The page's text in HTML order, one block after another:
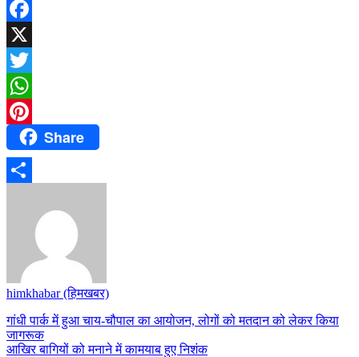
Facebook
X
Twitter
WhatsApp
PinterestShare
himkhabar (हिमखबर)
Post
navigation
गांधी पार्क में हुआ चाय-चौपाल का आयोजन, लोगों को मतदान को लेकर किया
जागरूक
आखिर बागियों को मनाने में कामयाब हुए निशंक